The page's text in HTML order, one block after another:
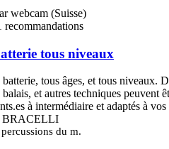
webcam (Suisse)
recommandations
tous niveaux
tous âges, et tous niveaux.
et autres techniques peuvent
BRACELLI
du m.